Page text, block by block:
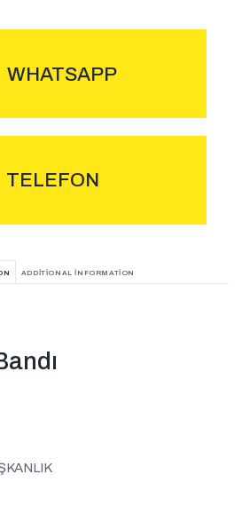
WHATSAPP
TELEFON
ADDITIONAL INFORMATION